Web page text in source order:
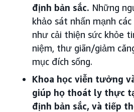
định bản sắc. Những
khảo sát nhấn mạnh
như cải thiện sức khỏe
niệm, thư giãn/giảm
mục đích sống.
Khoa học viễn tưởng
giúp họ thoát ly thực
định bản sắc, và tiếp